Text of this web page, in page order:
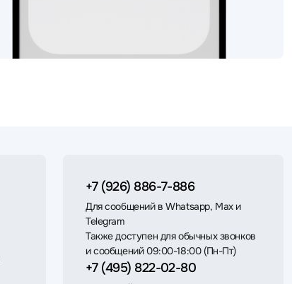
+7 (926) 886-7-886
Для сообщений в Whatsapp, Max и
Telegram
Также доступен для обычных звонков
и сообщений 09:00-18:00 (Пн-Пт)
+7 (495) 822-02-80